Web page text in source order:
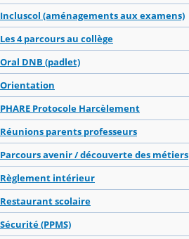
Incluscol (aménagements aux examens)
Les 4 parcours au collège
Oral DNB (padlet)
Orientation
PHARE Protocole Harcèlement
Réunions parents professeurs
Parcours avenir / découverte des métiers
Règlement intérieur
Restaurant scolaire
Sécurité (PPMS)